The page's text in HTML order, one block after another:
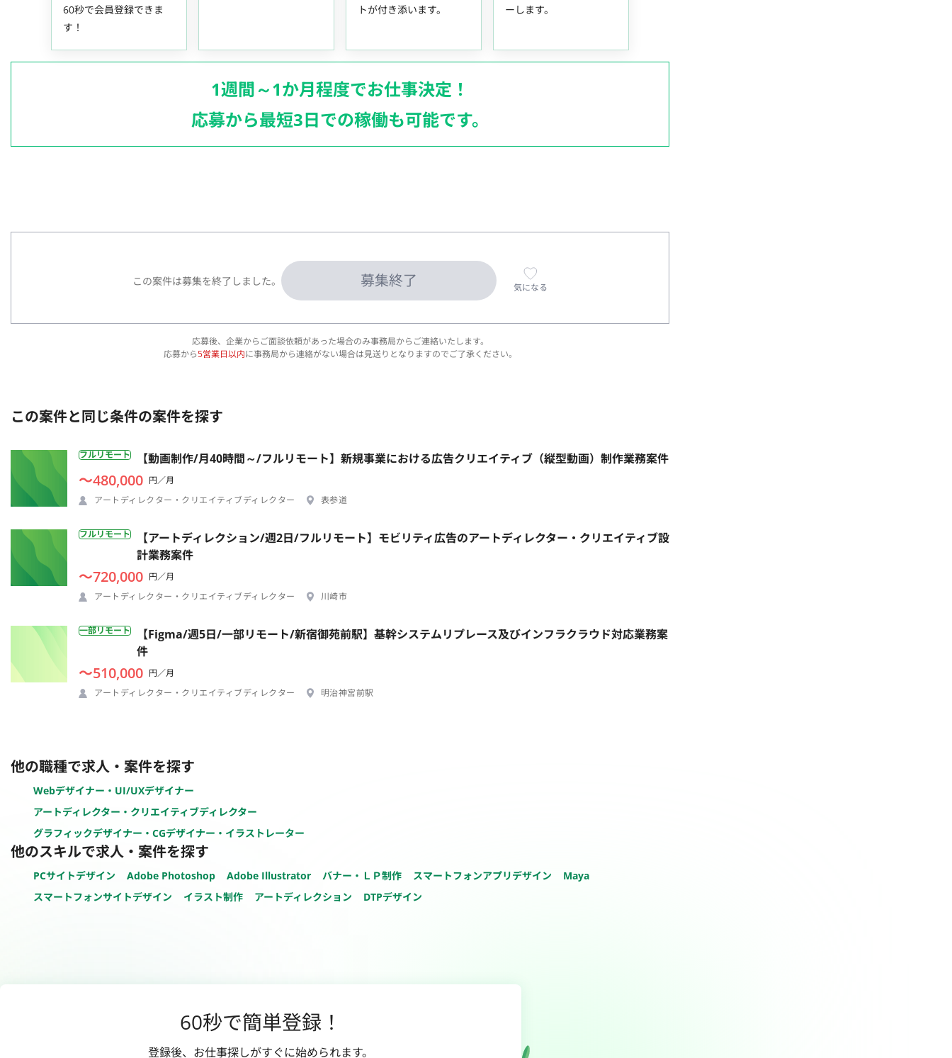
60秒で会員登録できま
す！
トが付き添います。
ーします。
1週間～1か月程度でお仕事決定！
応募から最短3日での稼働も可能です。
この案件は募集を終了しました。 募集終了 気になる
応募後、企業からご面談依頼があった場合のみ事務局からご連絡いたします。
応募から5営業日以内に事務局から連絡がない場合は見送りとなりますのでご了承ください。
この案件と同じ条件の案件を探す
フルリモート 【動画制作/月40時間～/フルリモート】新規事業における広告クリエイティブ（縦型動画）制作業務案件
〜480,000 円／月
アートディレクター・クリエイティブディレクター
表参道
フルリモート
【アートディレクション/週2日/フルリモート】モビリティ広告のアートディレクター・クリエイティブ設
計業務案件
〜720,000 円／月
アートディレクター・クリエイティブディレクター
川崎市
一部リモート
【Figma/週5日/一部リモート/新宿御苑前駅】基幹システムリプレース及びインフラクラウド対応業務案
件
〜510,000 円／月
アートディレクター・クリエイティブディレクター
明治神宮前駅
他の職種で求人・案件を探す
Webデザイナー・UI/UXデザイナー
アートディレクター・クリエイティブディレクター
グラフィックデザイナー・CGデザイナー・イラストレーター
他のスキルで求人・案件を探す
PCサイトデザイン Adobe Photoshop Adobe Illustrator バナー・ＬＰ制作 スマートフォンアプリデザイン
Maya
スマートフォンサイトデザイン
イラスト制作 アートディレクション DTPデザイン
60秒で簡単登録！
登録後、お仕事探しがすぐに始められます。